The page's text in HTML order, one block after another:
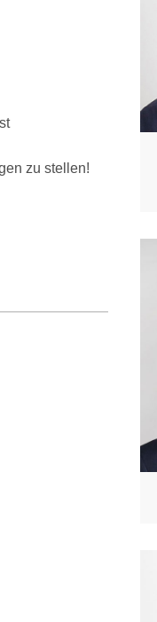
zu stellen!